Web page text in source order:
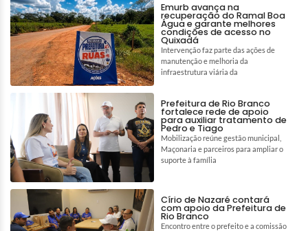
Emurb avança na
recuperação do Ramal Boa
Água e garante melhores
condições de acesso no
Quixadá
Intervenção faz parte das ações de
manutenção e melhoria da
infraestrutura viária da
Prefeitura de Rio Branco
fortalece rede de apoio
para auxiliar tratamento de
Pedro e Tiago
Mobilização reúne gestão municipal,
Maçonaria e parceiros para ampliar o
suporte à família
Círio de Nazaré contará
com apoio da Prefeitura de
Rio Branco
Encontro entre o prefeito e a comissão